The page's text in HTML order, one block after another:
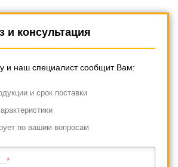
и консультация
и наш специалист сообщит Вам:
и срок поставки
по вашим вопросам